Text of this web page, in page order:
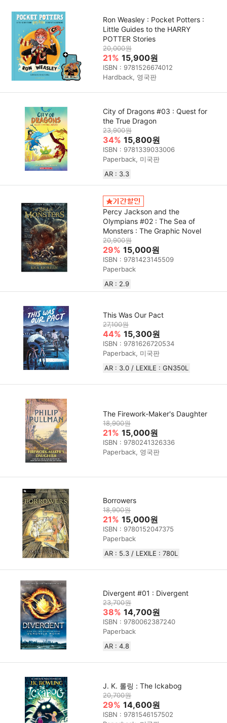
Ron Weasley : Pocket Potters :
Little Guides to the HARRY
POTTER Stories
20,000원
21% 15,900원
ISBN : 9781526674012
Hardback, 영국판
City of Dragons #03 : Quest for
the True Dragon
23,900원
34% 15,800원
ISBN : 9781339033006
Paperback, 미국판
AR : 3.3
Percy Jackson and the
Olympians #02 : The Sea of
Monsters : The Graphic Novel
20,900원
29% 15,000원
ISBN : 9781423145509
Paperback
AR : 2.9
This Was Our Pact
27,100원
44% 15,300원
ISBN : 9781626720534
Paperback, 미국판
AR : 3.0 / LEXILE : GN350L
The Firework-Maker's Daughter
18,900원
21% 15,000원
ISBN : 9780241326336
Paperback, 영국판
Borrowers
18,900원
21% 15,000원
ISBN : 9780152047375
Paperback
AR : 5.3 / LEXILE : 780L
Divergent #01 : Divergent
23,700원
38% 14,700원
ISBN : 9780062387240
Paperback
AR : 4.8
J. K. 롤링 : The Ickabog
20,700원
29% 14,600원
ISBN : 9781546157502